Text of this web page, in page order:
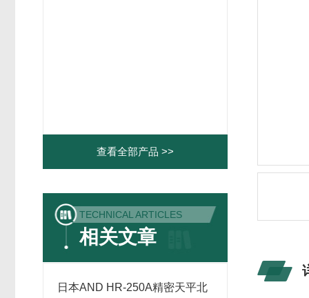
查看全部产品 >>
TECHNICAL ARTICLES
相关文章
日本AND HR-250A精密天平北